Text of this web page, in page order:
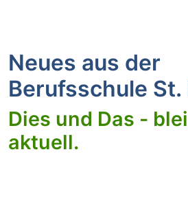
Neues aus der
Berufsschule St.
Dies und Das -
aktuell.